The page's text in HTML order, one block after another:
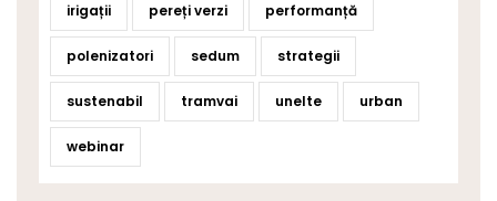
irigații pereți verzi performanță
polenizatori sedum strategii
sustenabil tramvai unelte urban
webinar